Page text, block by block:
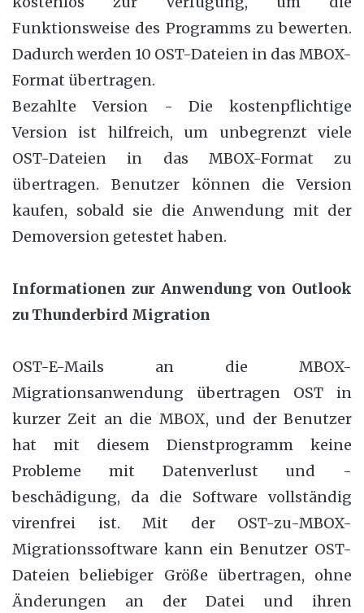
Funktionsweise des Programms zu bewerten.
Dadurch werden 10 OST-Dateien in das MBOX-
Format übertragen.
Bezahlte Version - Die kostenpflichtige
Version ist hilfreich, um unbegrenzt viele
OST-Dateien in das MBOX-Format zu
übertragen. Benutzer können die Version
kaufen, sobald sie die Anwendung mit der
Demoversion getestet haben.
Informationen zur Anwendung von Outlook
zu Thunderbird Migration
OST-E-Mails an die MBOX-
Migrationsanwendung übertragen OST in
kurzer Zeit an die MBOX, und der Benutzer
hat mit diesem Dienstprogramm keine
Probleme mit Datenverlust und -
beschädigung, da die Software vollständig
virenfrei ist. Mit der OST-zu-MBOX-
Migrationssoftware kann ein Benutzer OST-
Dateien beliebiger Größe übertragen, ohne
Änderungen an der Datei und ihren